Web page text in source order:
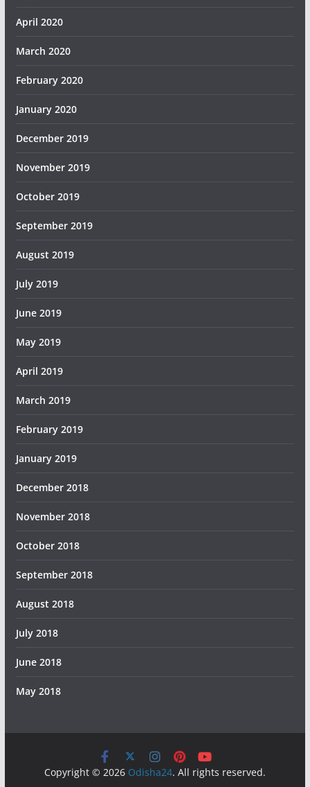
April 2020
March 2020
February 2020
January 2020
December 2019
November 2019
October 2019
September 2019
August 2019
July 2019
June 2019
May 2019
April 2019
March 2019
February 2019
January 2019
December 2018
November 2018
October 2018
September 2018
August 2018
July 2018
June 2018
May 2018
Copyright © 2026 Odisha24. All rights reserved.